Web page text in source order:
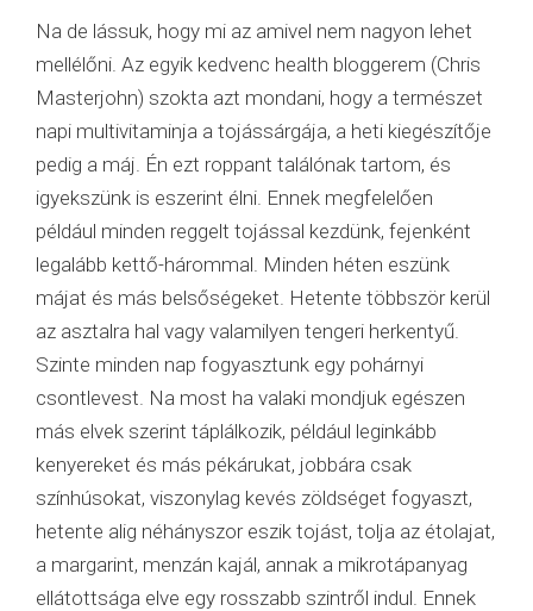
Na de lássuk, hogy mi az amivel nem nagyon lehet
mellélőni. Az egyik kedvenc health bloggerem (Chris
Masterjohn) szokta azt mondani, hogy a természet
napi multivitaminja a tojássárgája, a heti kiegészítője
pedig a máj. Én ezt roppant találónak tartom, és
igyekszünk is eszerint élni. Ennek megfelelően
például minden reggelt tojással kezdünk, fejenként
legalább kettő-hárommal. Minden héten eszünk
májat és más belsőségeket. Hetente többször kerül
az asztalra hal vagy valamilyen tengeri herkentyű.
Szinte minden nap fogyasztunk egy pohárnyi
csontlevest. Na most ha valaki mondjuk egészen
más elvek szerint táplálkozik, például leginkább
kenyereket és más pékárukat, jobbára csak
színhúsokat, viszonylag kevés zöldséget fogyaszt,
hetente alig néhányszor eszik tojást, tolja az étolajat,
a margarint, menzán kajál, annak a mikrotápanyag
ellátottsága elve egy rosszabb szintről indul. Ennek